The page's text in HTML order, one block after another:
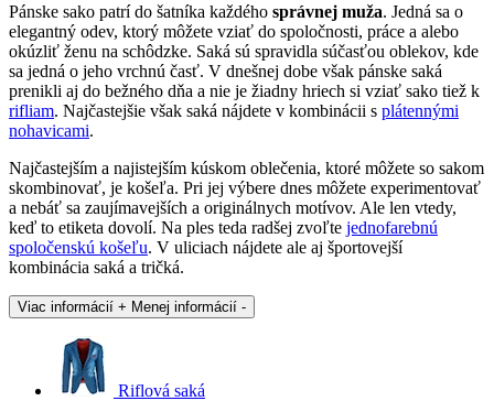
Pánske sako patrí do šatníka každého správnej muža. Jedná sa o
elegantný odev, ktorý môžete vziať do spoločnosti, práce a alebo
okúzliť ženu na schôdzke. Saká sú spravidla súčasťou oblekov, kde
sa jedná o jeho vrchnú časť. V dnešnej dobe však pánske saká
prenikli aj do bežného dňa a nie je žiadny hriech si vziať sako tiež k
rifliam. Najčastejšie však saká nájdete v kombinácii s plátennými
nohavicami.
Najčastejším a najistejším kúskom oblečenia, ktoré môžete so sakom
skombinovať, je košeľa. Pri jej výbere dnes môžete experimentovať
a nebáť sa zaujímavejších a originálnych motívov. Ale len vtedy,
keď to etiketa dovolí. Na ples teda radšej zvoľte jednofarebnú
spoločenskú košeľu. V uliciach nájdete ale aj športovejší
kombinácia saká a tričká.
Viac informácií + Menej informácií -
Riflová saká